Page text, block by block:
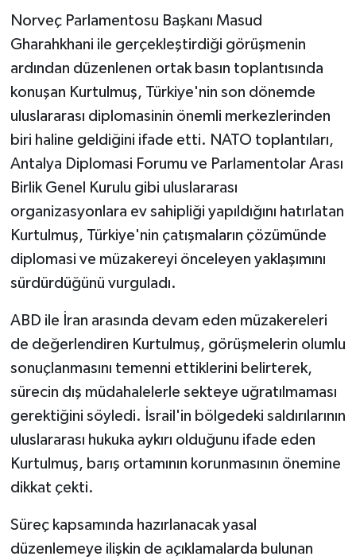
Norveç Parlamentosu Başkanı Masud
Gharahkhani ile gerçekleştirdiği görüşmenin
ardından düzenlenen ortak basın toplantısında
konuşan Kurtulmuş, Türkiye'nin son dönemde
uluslararası diplomasinin önemli merkezlerinden
biri haline geldiğini ifade etti. NATO toplantıları,
Antalya Diplomasi Forumu ve Parlamentolar Arası
Birlik Genel Kurulu gibi uluslararası
organizasyonlara ev sahipliği yapıldığını hatırlatan
Kurtulmuş, Türkiye'nin çatışmaların çözümünde
diplomasi ve müzakereyi önceleyen yaklaşımını
sürdürdüğünü vurguladı.
ABD ile İran arasında devam eden müzakereleri
de değerlendiren Kurtulmuş, görüşmelerin olumlu
sonuçlanmasını temenni ettiklerini belirterek,
sürecin dış müdahalelerle sekteye uğratılmaması
gerektiğini söyledi. İsrail'in bölgedeki saldırılarının
uluslararası hukuka aykırı olduğunu ifade eden
Kurtulmuş, barış ortamının korunmasının önemine
dikkat çekti.
Süreç kapsamında hazırlanacak yasal
düzenlemeye ilişkin de açıklamalarda bulunan